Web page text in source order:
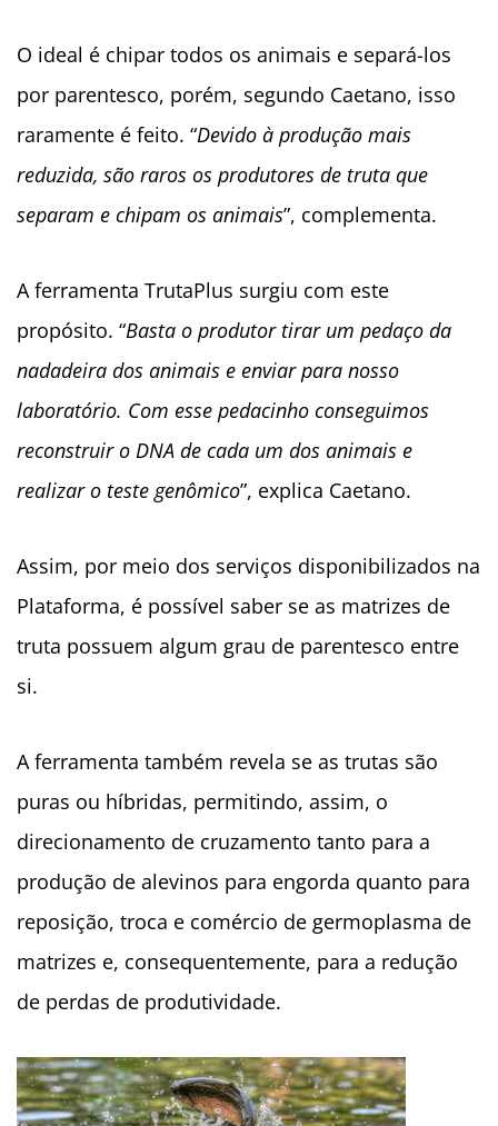
O ideal é chipar todos os animais e separá-los
por parentesco, porém, segundo Caetano, isso
raramente é feito. “Devido à produção mais
reduzida, são raros os produtores de truta que
separam e chipam os animais”, complementa.
A ferramenta TrutaPlus surgiu com este
propósito. “Basta o produtor tirar um pedaço da
nadadeira dos animais e enviar para nosso
laboratório. Com esse pedacinho conseguimos
reconstruir o DNA de cada um dos animais e
realizar o teste genômico”, explica Caetano.
Assim, por meio dos serviços disponibilizados na
Plataforma, é possível saber se as matrizes de
truta possuem algum grau de parentesco entre
si.
A ferramenta também revela se as trutas são
puras ou híbridas, permitindo, assim, o
direcionamento de cruzamento tanto para a
produção de alevinos para engorda quanto para
reposição, troca e comércio de germoplasma de
matrizes e, consequentemente, para a redução
de perdas de produtividade.